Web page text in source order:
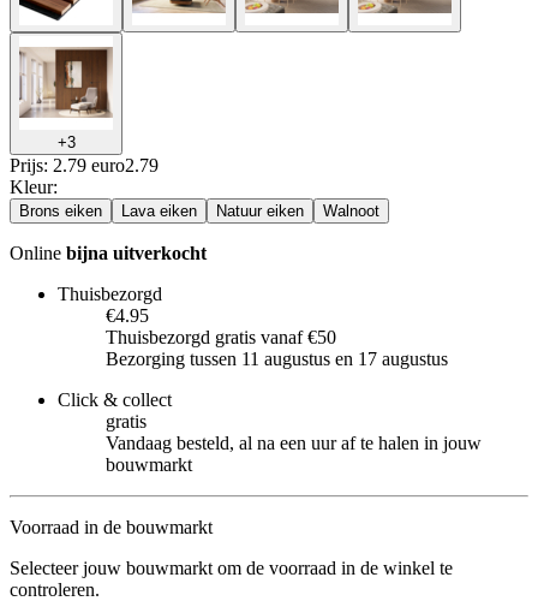
+3
Prijs: 2.79 euro2.79
Kleur:
Brons eiken Lava eiken Natuur eiken Walnoot
Online bijna uitverkocht
Thuisbezorgd
€4.95
Thuisbezorgd gratis vanaf €50
Bezorging tussen 11 augustus en 17 augustus
Click & collect
gratis
Vandaag besteld, al na een uur af te halen in jouw
bouwmarkt
Voorraad in de bouwmarkt
Selecteer jouw bouwmarkt om de voorraad in de winkel te
controleren.